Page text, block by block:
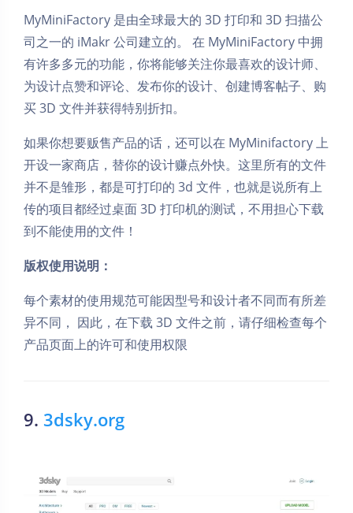
MyMiniFactory 是由全球最大的 3D 打印和 3D 扫描公
司之一的 iMakr 公司建立的。 在 MyMiniFactory 中拥
有许多多元的功能，你将能够关注你最喜欢的设计师、
为设计点赞和评论、发布你的设计、创建博客帖子、购
买 3D 文件并获得特别折扣。
如果你想要贩售产品的话，还可以在 MyMinifactory 上
开设一家商店，替你的设计赚点外快。这里所有的文件
并不是雏形，都是可打印的 3d 文件，也就是说所有上
传的项目都经过桌面 3D 打印机的测试，不用担心下载
到不能使用的文件！
版权使用说明：
每个素材的使用规范可能因型号和设计者不同而有所差
异不同， 因此，在下载 3D 文件之前，请仔细检查每个
产品页面上的许可和使用权限
9. 3dsky.org